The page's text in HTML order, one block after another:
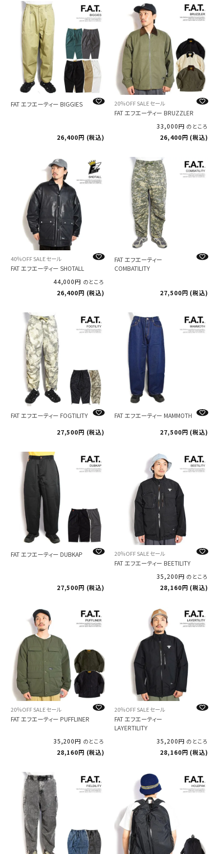
FAT エフエーティー BIGGIES
26,400 税込
20％OFF SALE セール
FAT エフエーティー BRUZZLER
33,000
のところ
26,400 税込
40％OFF SALE セール
FAT エフエーティー SHOTALL
44,000
のところ
26,400 税込
FAT エフエーティー
COMBATILITY
27,500 税込
FAT エフエーティー FOGTILITY
27,500
税込
FAT エフエーティー MAMMOTH
27,500
税込
FAT エフエーティー DUBKAP
27,500 税込
20％OFF SALE セール
FAT エフエーティー BEETILITY
35,200
のところ
28,160 税込
20％OFF SALE セール
FAT エフエーティー PUFFLINER
35,200 のところ
28,160 税込
20％OFF SALE セール
FAT エフエーティー
LAYERTILITY
35,200
のところ
28,160 税込